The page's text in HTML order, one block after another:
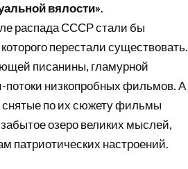
вялости».
распада СССР стали бы
перестали существовать.
писанины, гламурной
низкопробных фильмов. А
снятые по их сюжету фильмы
озеро великих мыслей,
патриотических настроений.